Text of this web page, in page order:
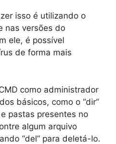
isso é utilizando o
nas versões do
ele, é possível
de forma mais
como administrador
básicos, como o “dir”
pastas presentes no
algum arquivo
“del” para deletá-lo.